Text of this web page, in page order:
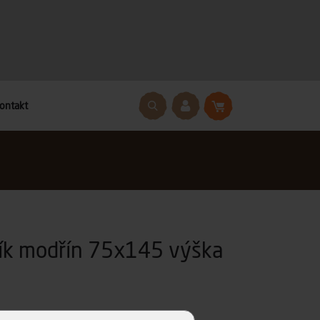
modřín 75x145 výška